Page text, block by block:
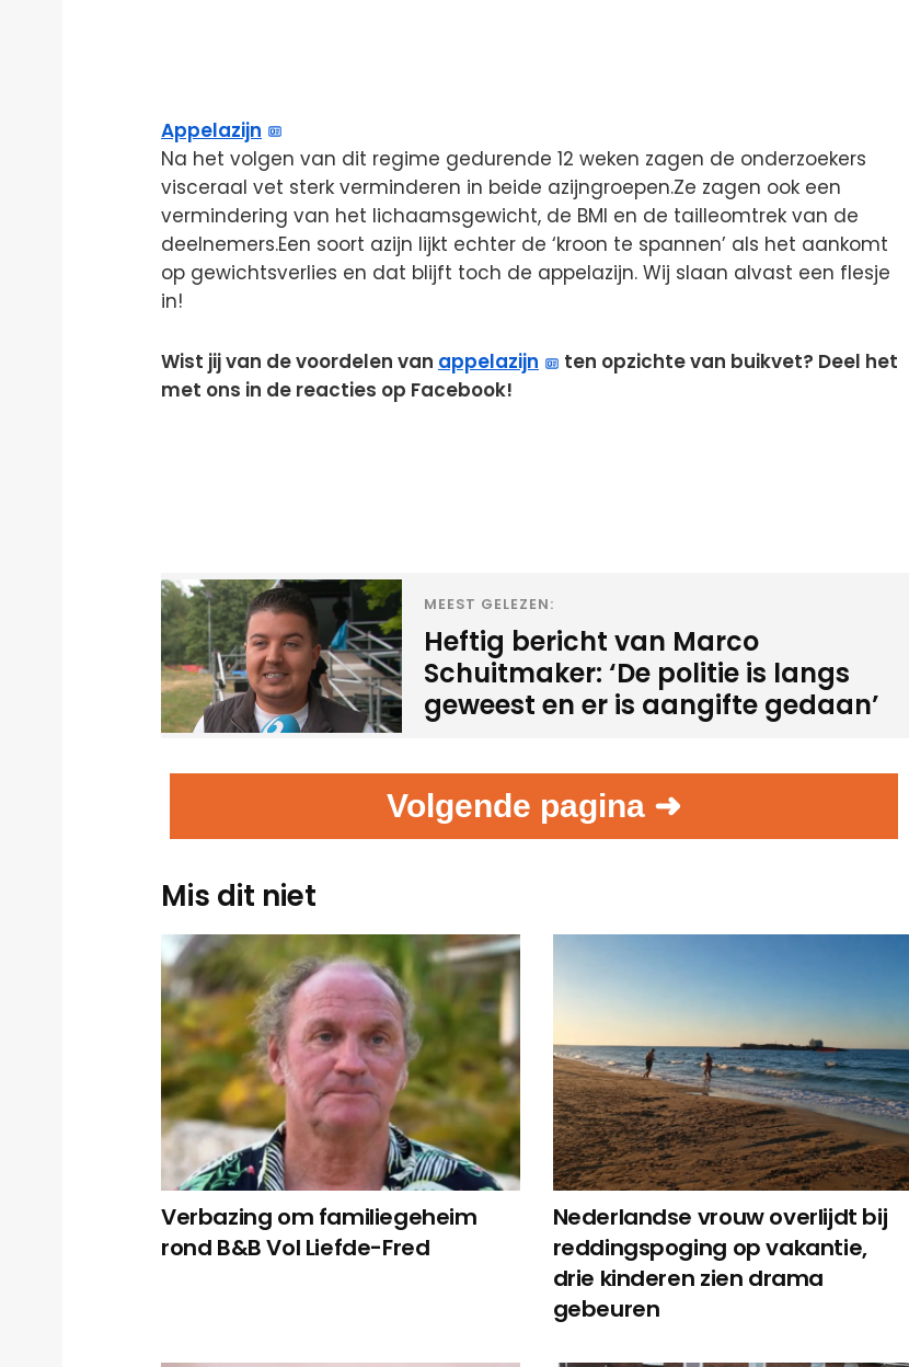
Appelazijn
Na het volgen van dit regime gedurende 12 weken zagen de onderzoekers
visceraal vet sterk verminderen in beide azijngroepen.Ze zagen ook een
vermindering van het lichaamsgewicht, de BMI en de tailleomtrek van de
deelnemers.Een soort azijn lijkt echter de ‘kroon te spannen’ als het aankomt
op gewichtsverlies en dat blijft toch de appelazijn. Wij slaan alvast een flesje
in!
Wist jij van de voordelen van appelazijn
ten opzichte van buikvet? Deel het
met ons in de reacties op Facebook!
MEEST GELEZEN:
Heftig bericht van Marco
Schuitmaker: ‘De politie is langs
geweest en er is aangifte gedaan’
Volgende pagina ➜
Mis dit niet
Verbazing om familiegeheim
rond B&B Vol Liefde-Fred
Nederlandse vrouw overlijdt bij
reddingspoging op vakantie,
drie kinderen zien drama
gebeuren